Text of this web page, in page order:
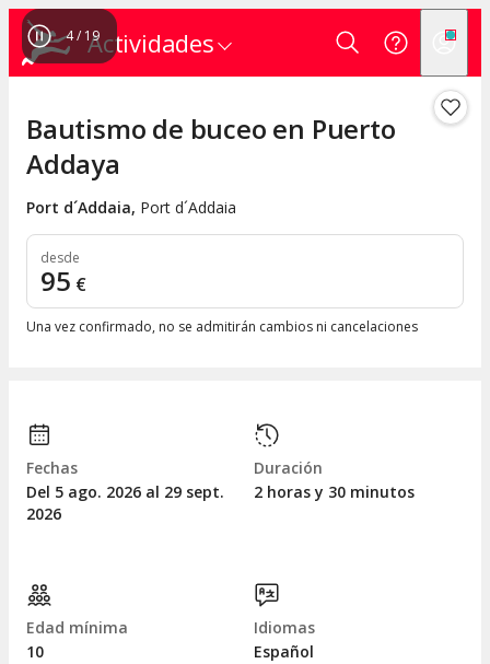
Actividades
4/ 19
Bautismo de buceo en Puerto
Addaya
Port d´Addaia, Port d´Addaia
desde
95 €
Una vez confirmado, no se admitirán cambios ni cancelaciones
Fechas
Del 5 ago. 2026 al 29 sept.
2026
Duración
2 horas y 30 minutos
Edad mínima
10
Idiomas
Español